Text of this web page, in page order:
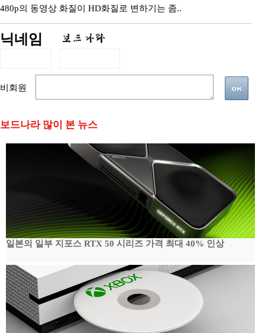
480p의 동영상 화질이 HD화질로 변하기는 좀..
닉네임
비회원
보드나라 많이 본 뉴스
일본의 일부 지포스 RTX 50 시리즈 가격 최대 40% 인상